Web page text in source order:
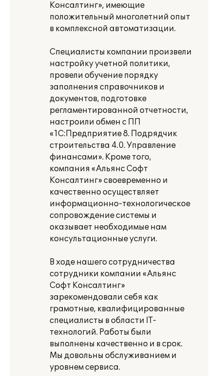
Консалтинг», имеющие
положительный многолетний опыт
в комплексной автоматизации.
Специалисты компании произвели
настройку учетной политики,
провели обучение порядку
заполнения справочников и
документов, подготовке
регламентированной отчетности,
настроили обмен с ПП
«1С:Предприятие 8. Подрядчик
строительства 4.0. Управление
финансами». Кроме того,
компания «Альянс Софт
Консалтинг» своевременно и
качественно осуществляет
информационно-технологическое
сопровождение системы и
оказывает необходимые нам
консультационные услуги.
В ходе нашего сотрудничества
сотрудники компании «Альянс
Софт Консалтинг»
зарекомендовали себя как
грамотные, квалифицированные
специалисты в области IT-
технологий. Работы были
выполнены качественно и в срок.
Мы довольны обслуживанием и
уровнем сервиса.